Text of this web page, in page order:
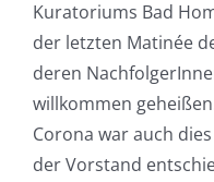
Kuratoriums Bad
der letzten Matinée
deren
willkommen
Corona war auch
der Vorstand